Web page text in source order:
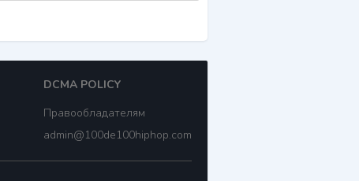
DCMA POLICY
Правообладателям
admin@100de100hiphop.com